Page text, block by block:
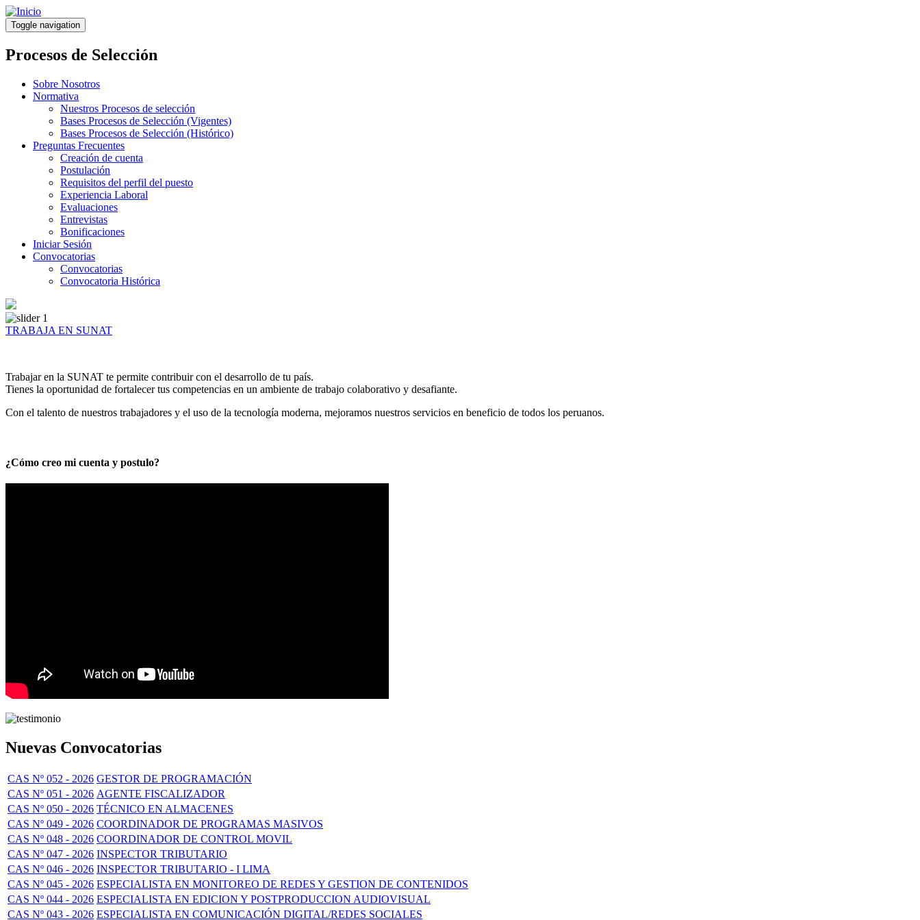
Pasar
al
contenido
principal
Toggle navigation
Procesos de Selección
Sobre Nosotros
Normativa
Nuestros Procesos de selección
Bases Procesos de Selección (Vigentes)
Bases Procesos de Selección (Histórico)
Preguntas Frecuentes
Creación de cuenta
Postulación
Requisitos del perfil del puesto
Experiencia Laboral
Evaluaciones
Entrevistas
Bonificaciones
Iniciar Sesión
Convocatorias
Convocatorias
Convocatoria Histórica
TRABAJA EN SUNAT
Trabajar en la SUNAT te permite contribuir con el desarrollo de tu país.
Tienes la oportunidad de fortalecer tus competencias en un ambiente de trabajo colaborativo y desafiante.
Con el talento de nuestros trabajadores y el uso de la tecnología moderna, mejoramos nuestros servicios en beneficio de todos los peruanos.
¿Cómo creo mi cuenta y postulo?
Nuevas Convocatorias
CAS Nº 052 - 2026 GESTOR DE PROGRAMACIÓN
CAS Nº 051 - 2026 AGENTE FISCALIZADOR
CAS Nº 050 - 2026 TÉCNICO EN ALMACENES
CAS Nº 049 - 2026 COORDINADOR DE PROGRAMAS MASIVOS
CAS Nº 048 - 2026 COORDINADOR DE CONTROL MOVIL
CAS Nº 047 - 2026 INSPECTOR TRIBUTARIO
CAS Nº 046 - 2026 INSPECTOR TRIBUTARIO - I LIMA
CAS Nº 045 - 2026 ESPECIALISTA EN MONITOREO DE REDES Y GESTION DE CONTENIDOS
CAS Nº 044 - 2026 ESPECIALISTA EN EDICION Y POSTPRODUCCION AUDIOVISUAL
CAS Nº 043 - 2026 ESPECIALISTA EN COMUNICACIÓN DIGITAL/REDES SOCIALES